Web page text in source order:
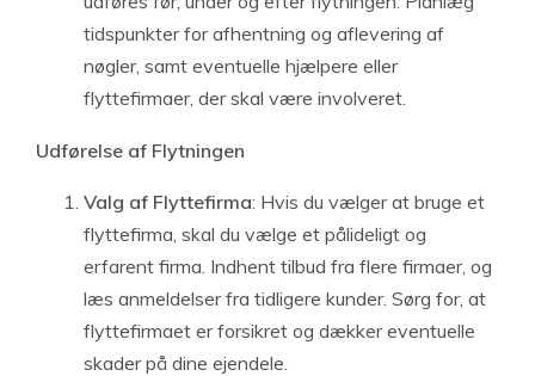
tidspunkter for afhentning og aflevering af
nøgler, samt eventuelle hjælpere eller
flyttefirmaer, der skal være involveret.
Udførelse af Flytningen
Valg af Flyttefirma: Hvis du vælger at bruge et
flyttefirma, skal du vælge et pålideligt og
erfarent firma. Indhent tilbud fra flere firmaer, og
læs anmeldelser fra tidligere kunder. Sørg for, at
flyttefirmaet er forsikret og dækker eventuelle
skader på dine ejendele.